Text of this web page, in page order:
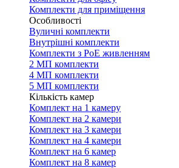
Комплекти для приміщення
Особливості
Вуличні комплекти
Внутрішні комплекти
Комплекти з PoE живленням
2 МП комплекти
4 МП комплекти
5 МП комплекти
Кількість камер
Комплект на 1 камеру
Комплект на 2 камери
Комплект на 3 камери
Комплект на 4 камери
Комплект на 6 камер
Комплект на 8 камер